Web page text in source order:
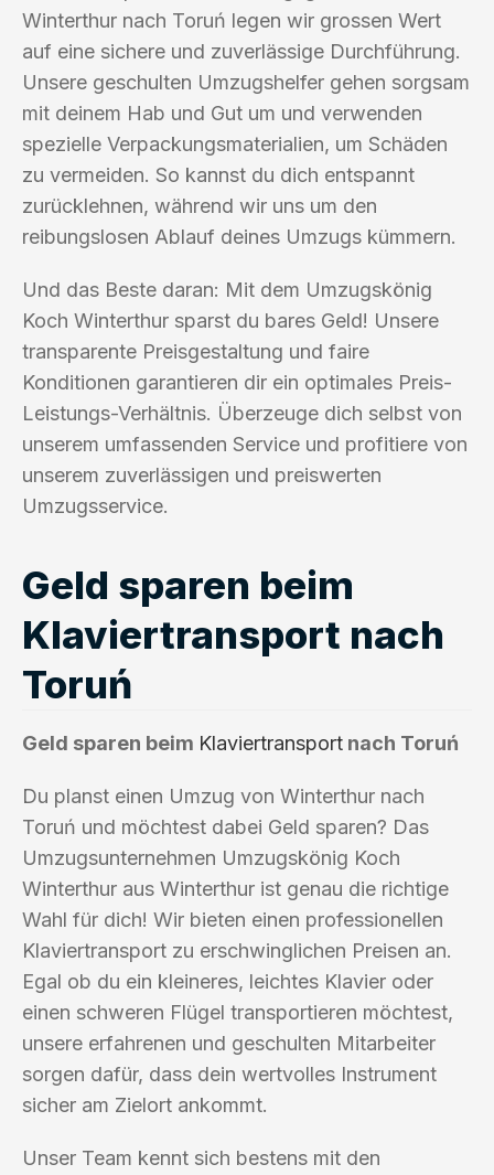
Winterthur nach Toruń legen wir grossen Wert
auf eine sichere und zuverlässige Durchführung.
Unsere geschulten Umzugshelfer gehen sorgsam
mit deinem Hab und Gut um und verwenden
spezielle Verpackungsmaterialien, um Schäden
zu vermeiden. So kannst du dich entspannt
zurücklehnen, während wir uns um den
reibungslosen Ablauf deines Umzugs kümmern.
Und das Beste daran: Mit dem Umzugskönig
Koch Winterthur sparst du bares Geld! Unsere
transparente Preisgestaltung und faire
Konditionen garantieren dir ein optimales Preis-
Leistungs-Verhältnis. Überzeuge dich selbst von
unserem umfassenden Service und profitiere von
unserem zuverlässigen und preiswerten
Umzugsservice.
Geld sparen beim
Klaviertransport nach
Toruń
Geld sparen beim Klaviertransport nach Toruń
Du planst einen Umzug von Winterthur nach
Toruń und möchtest dabei Geld sparen? Das
Umzugsunternehmen Umzugskönig Koch
Winterthur aus Winterthur ist genau die richtige
Wahl für dich! Wir bieten einen professionellen
Klaviertransport zu erschwinglichen Preisen an.
Egal ob du ein kleineres, leichtes Klavier oder
einen schweren Flügel transportieren möchtest,
unsere erfahrenen und geschulten Mitarbeiter
sorgen dafür, dass dein wertvolles Instrument
sicher am Zielort ankommt.
Unser Team kennt sich bestens mit den